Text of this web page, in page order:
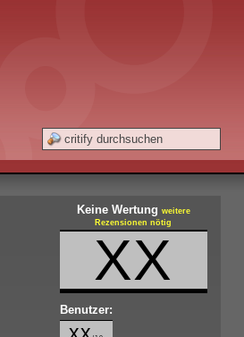
Keine Wertung weitere
Rezensionen nötig
XX
Benutzer: